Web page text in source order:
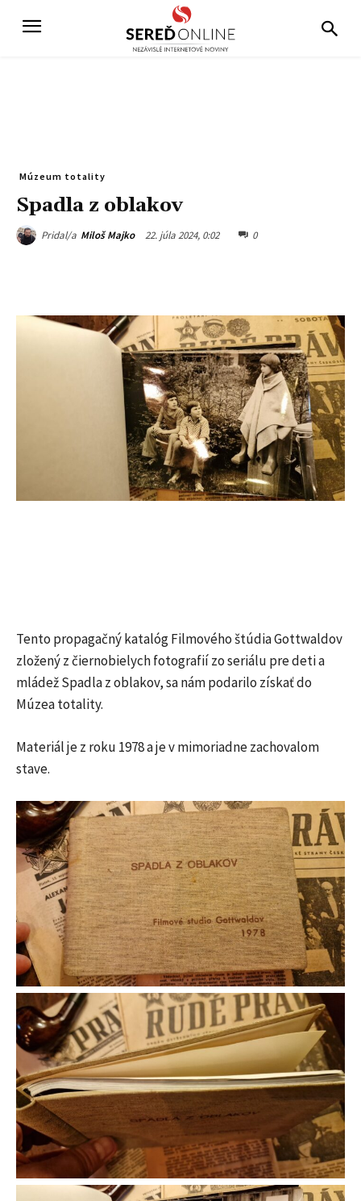
Múzeum totality
Spadla z oblakov
Pridal/a Miloš Majko 22. júla 2024, 0:02 0
Tento propagačný katalóg Filmového štúdia Gottwaldov
zložený z čiernobielych fotografií zo seriálu pre deti a
mládež Spadla z oblakov, sa nám podarilo získať do
Múzea totality.
Materiál je z roku 1978 a je v mimoriadne zachovalom
stave.